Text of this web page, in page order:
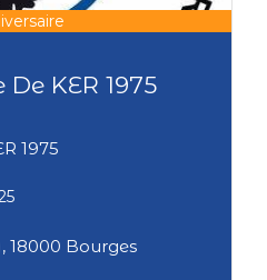
KER 1975
1975
18000 Bourges